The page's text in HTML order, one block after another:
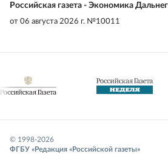
Российская газета - Экономика
от 06 августа 2026 г. №10011
© 1998-2026
ФГБУ «Редакция «Российской газеты»